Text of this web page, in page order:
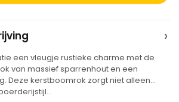
›
een vleugje rustieke charme met de
van massief sparrenhout en een
Deze kerstboomrok zorgt niet alleen